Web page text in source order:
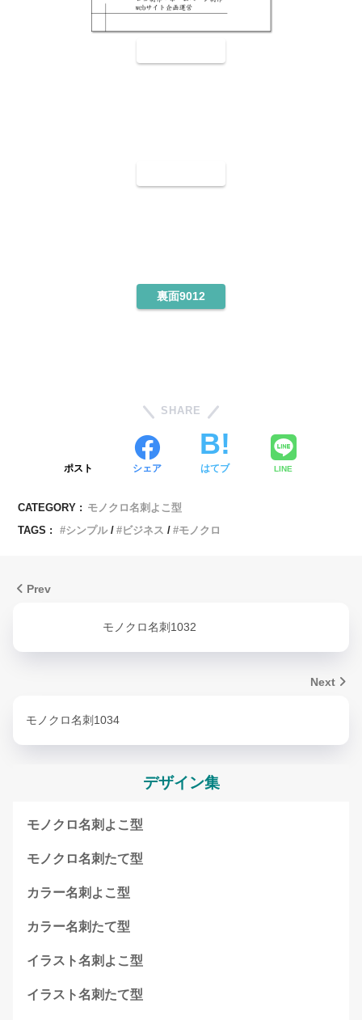
裏面9012
SHARE
ポスト シェア はてブ LINE
CATEGORY : モノクロ名刺よこ型
TAGS :
シンプル ビジネス モノクロ
Prev
モノクロ名刺1032
Next
モノクロ名刺1034
デザイン集
モノクロ名刺よこ型
モノクロ名刺たて型
カラー名刺よこ型
カラー名刺たて型
イラスト名刺よこ型
イラスト名刺たて型